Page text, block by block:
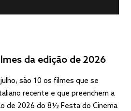
da edição de 2026
são 10 os filmes que se
recente e que preenchem a
de 2026 do 8½ Festa do Cinema